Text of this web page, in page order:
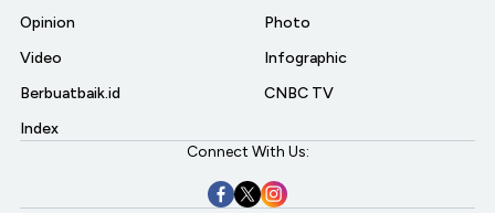
Opinion
Video
Berbuatbaik.id
Index
Photo
Infographic
CNBC TV
Connect With Us: